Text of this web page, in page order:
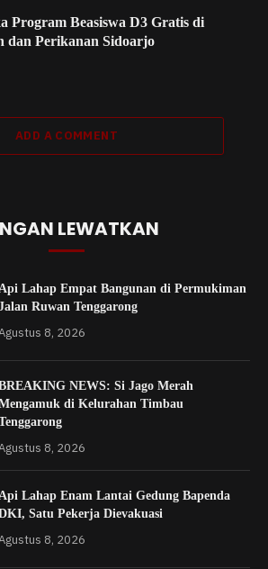
Program Beasiswa D3 Gratis di
dan Perikanan Sidoarjo
ADD A COMMENT
LEWATKAN
Api Lahap Empat Bangunan di Permukiman
Ruwan Tenggarong
8, 2026
NEWS: Si Jago Merah
di Kelurahan Timbau
8, 2026
Api Lahap Enam Lantai Gedung Bapenda
Satu Pekerja Dievakuasi
8, 2026